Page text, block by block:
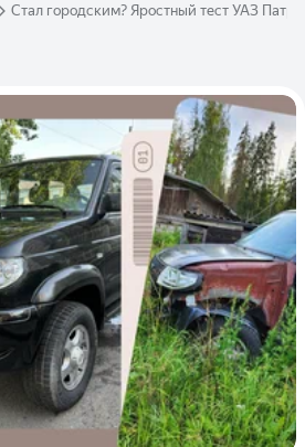
Стал городским? Яростный тест УАЗ